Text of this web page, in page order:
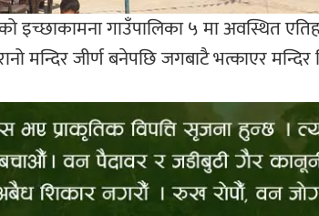
इच्छाकामना गाउँपालिका ५ मा अवस्थित
मन्दिर जीर्ण बनेपछि जगबाटै भत्काएर मन्दिर